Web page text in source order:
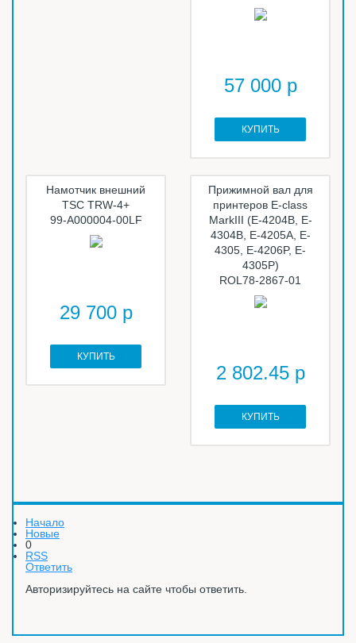
57 000 р
КУПИТЬ
Намотчик внешний
TSC TRW-4+
99-A000004-00LF
29 700 р
КУПИТЬ
Прижимной вал для
принтеров E-class
MarkIII (E-4204B, E-
4304B, E-4205A, E-
4305, E-4206P, E-
4305P)
ROL78-2867-01
2 802.45 р
КУПИТЬ
Начало
Новые
0
RSS
Ответить
Авторизируйтесь на сайте чтобы ответить.